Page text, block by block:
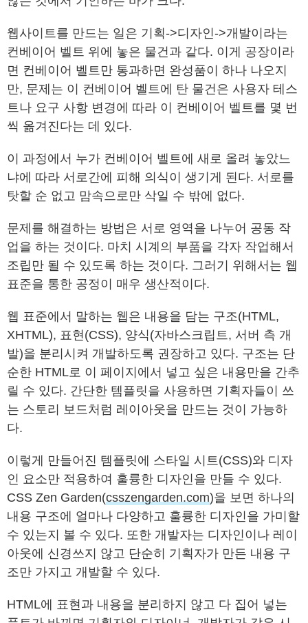
웹사이트를 만드는 일은 기획->디자인->개발이라는
컨베이어 벨트 위에 놓은 물건과 같다. 이게 공장이라
면 컨베이어 벨트만 통과하면 완성품이 하나 나오지
만, 문제는 이 컨베이어 벨트에 탄 물건은 사용자 테스
트나 요구 사항 변경에 따라 이 컨베이어 벨트를 몇 번
씩 옮겨진다는 데 있다.
이 과정에서 누가 컨베이어 벨트에 새로 올려 놓았느
냐에 따라 서로간에 피해 의식이 생기게 된다. 서로를
탓할 순 없고 맘속으로만 삭일 수 밖에 없다.
문제를 해결하는 방법은 서로 영역을 나누어 공동 작
업을 하는 것이다. 마치 시계의 부품을 각자 작업해서
조립만 될 수 있도록 하는 것이다. 그러기 위해서는 웹
표준을 통한 공정이 매우 생산적이다.
웹 표준에서 말하는 웹은 내용을 담는 구조(HTML,
XHTML), 표현(CSS), 양식(자바스크립트, 서버 측 개
발)을 분리시켜 개발하도록 권장하고 있다. 구조는 단
순한 HTML로 이 페이지에서 넣고 싶은 내용만을 간추
릴 수 있다. 간단한 템플릿을 사용하면 기획자들이 쓰
는 스토리 보드처럼 레이아웃을 만드는 것이 가능하
다.
이렇게 만들어진 템플릿에 스타일 시트(CSS)와 디자
인 요소만 적용하여 훌륭한 디자인을 만들 수 있다.
CSS Zen Garden(csszengarden.com)을 보면 하나의
내용 구조에 얼마나 다양하고 훌륭한 디자인을 가미할
수 있는지 볼 수 있다. 또한 개발자는 디자인이나 레이
아웃에 신경쓰지 않고 단순히 기획자가 만든 내용 구
조만 가지고 개발할 수 있다.
HTML에 표현과 내용을 분리하지 않고 다 집어 넣는